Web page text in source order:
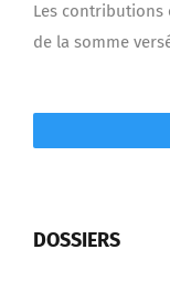
Les contributions
de la somme
DOSSIERS